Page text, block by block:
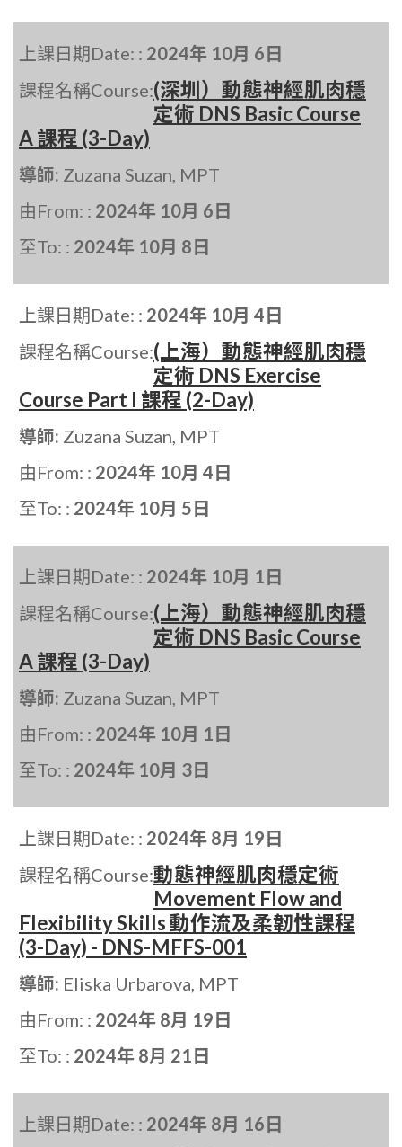
上課日期Date: : 2024年 10月 6日
課程名稱Course:(深圳）動態神經肌肉穩
定術 DNS Basic Course
A 課程 (3-Day)
導師: Zuzana Suzan, MPT
由From: : 2024年 10月 6日
至To: : 2024年 10月 8日
上課日期Date: : 2024年 10月 4日
課程名稱Course:(上海）動態神經肌肉穩
定術 DNS Exercise
Course Part I 課程 (2-Day)
導師: Zuzana Suzan, MPT
由From: : 2024年 10月 4日
至To: : 2024年 10月 5日
上課日期Date: : 2024年 10月 1日
課程名稱Course:(上海）動態神經肌肉穩
定術 DNS Basic Course
A 課程 (3-Day)
導師: Zuzana Suzan, MPT
由From: : 2024年 10月 1日
至To: : 2024年 10月 3日
上課日期Date: : 2024年 8月 19日
課程名稱Course:動態神經肌肉穩定術
Movement Flow and
Flexibility Skills 動作流及柔韌性課程
(3-Day) - DNS-MFFS-001
導師: Eliska Urbarova, MPT
由From: : 2024年 8月 19日
至To: : 2024年 8月 21日
上課日期Date: : 2024年 8月 16日